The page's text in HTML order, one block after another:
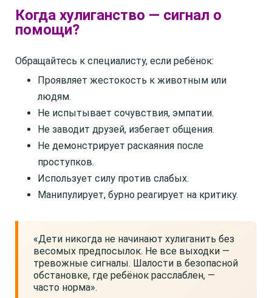
Когда хулиганство — сигнал о
помощи?
Обращайтесь к специалисту, если ребёнок:
Проявляет жестокость к животным или
людям.
Не испытывает сочувствия, эмпатии.
Не заводит друзей, избегает общения.
Не демонстрирует раскаяния после
проступков.
Использует силу против слабых.
Манипулирует, бурно реагирует на критику.
«Дети никогда не начинают хулиганить без
весомых предпосылок. Не все выходки —
тревожные сигналы. Шалости в безопасной
обстановке, где ребёнок расслаблен, —
часто норма».